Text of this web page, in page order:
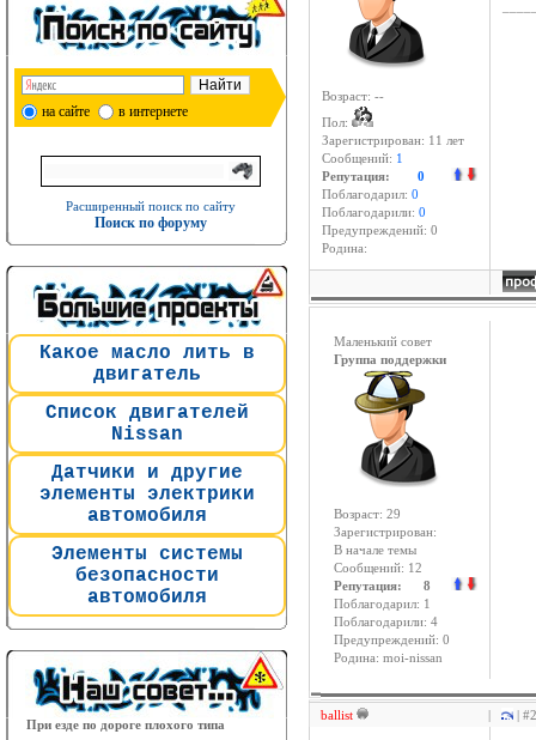
на сайте в интернете
Расширенный поиск по сайту
Поиск по форуму
Какое масло лить в
двигатель
Список двигателей
Nissan
Датчики и другие
элементы электрики
автомобиля
Элементы системы
безопасности
автомобиля
При езде по дороге плохого типа
Возраст: --
Пол:
Зарегистрирован: 11 лет
Сообщений: 1
Репутация: 0
Поблагодарил: 0
Поблагодарили: 0
Предупреждений: 0
Родина:
Маленький совет
Группа поддержки
Возраст: 29
Зарегистрирован:
В начале темы
Сообщений: 12
Репутация: 8
Поблагодарил: 1
Поблагодарили: 4
Предупреждений: 0
Родина: moi-nissan
ballist | |